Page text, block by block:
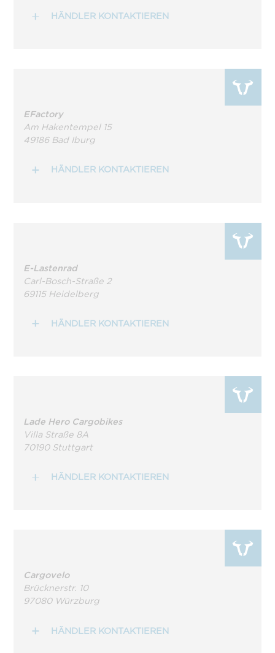
HÄNDLER KONTAKTIEREN
EFactory
Am Hakentempel 15
49186 Bad Iburg
HÄNDLER KONTAKTIEREN
E-Lastenrad
Carl-Bosch-Straße 2
69115 Heidelberg
HÄNDLER KONTAKTIEREN
Lade Hero Cargobikes
Villa Straße 8A
70190 Stuttgart
HÄNDLER KONTAKTIEREN
Cargovelo
Brücknerstr. 10
97080 Würzburg
HÄNDLER KONTAKTIEREN